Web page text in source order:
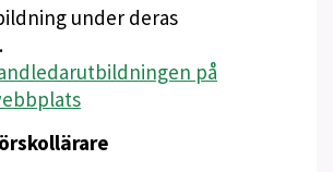
under deras
på